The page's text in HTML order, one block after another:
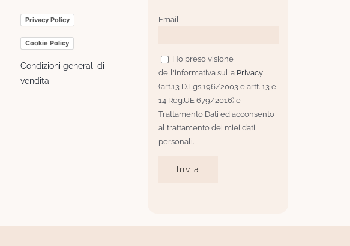
Privacy Policy
Cookie Policy
Condizioni generali di
vendita
Email
Ho preso visione
dell'informativa sulla Privacy
(art.13 D.Lgs.196/2003 e artt. 13 e
14 Reg.UE 679/2016) e
Trattamento Dati ed acconsento
al trattamento dei miei dati
personali.